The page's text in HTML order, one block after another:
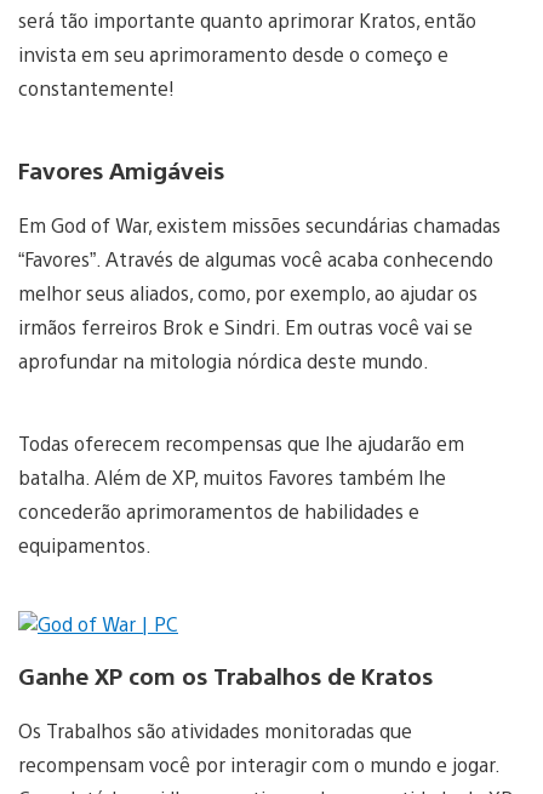
será tão importante quanto aprimorar Kratos, então
invista em seu aprimoramento desde o começo e
constantemente!
Favores Amigáveis
Em God of War, existem missões secundárias chamadas
“Favores”. Através de algumas você acaba conhecendo
melhor seus aliados, como, por exemplo, ao ajudar os
irmãos ferreiros Brok e Sindri. Em outras você vai se
aprofundar na mitologia nórdica deste mundo.
Todas oferecem recompensas que lhe ajudarão em
batalha. Além de XP, muitos Favores também lhe
concederão aprimoramentos de habilidades e
equipamentos.
Ganhe XP com os Trabalhos de Kratos
Os Trabalhos são atividades monitoradas que
recompensam você por interagir com o mundo e jogar.